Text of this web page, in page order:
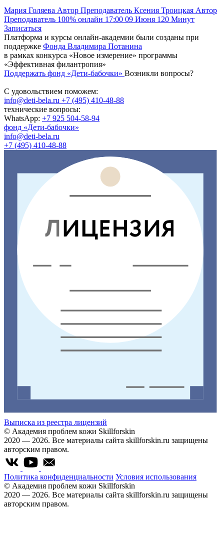
Мария Голяева Автор Преподаватель Ксения Троицкая Автор
Преподаватель 100% онлайн 17:00 09 Июня 120 Минут
Записаться
Платформа и курсы онлайн-академии были созданы при
поддержке Фонда Владимира Потанина
в рамках конкурса «Новое измерение» программы
«Эффективная филантропия»
Поддержать фонд «Дети-бабочки» Возникли вопросы?
С удовольствием поможем:
info@deti-bela.ru +7 (495) 410-48-88
технические вопросы:
WhatsApp: +7 925 504-58-94
фонд «Дети-бабочки»
info@deti-bela.ru
+7 (495) 410-48-88
Выписка из реестра лицензий
© Академия проблем кожи Skillforskin
2020 — 2026. Все материалы сайта skillforskin.ru защищены
авторским правом.
Политика конфиденциальности Условия использования
© Академия проблем кожи Skillforskin
2020 — 2026. Все материалы сайта skillforskin.ru защищены
авторским правом.